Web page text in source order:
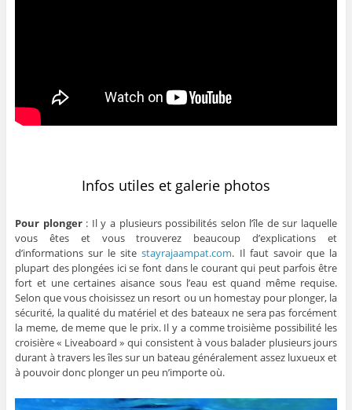
Infos utiles et galerie photos
Pour plonger : Il y a plusieurs possibilités selon l’île de sur laquelle
vous êtes et vous trouverez beaucoup d’explications et
d’informations sur le sitestayrajaampat.com. Il faut savoir que la
plupart des plongées ici se font dans le courant qui peut parfois être
fort et une certaines aisance sous l’eau est quand même requise.
Selon que vous choisissez un resort ou un homestay pour plonger, la
sécurité, la qualité du matériel et des bateaux ne sera pas forcément
la meme, de meme que le prix. Il y a comme troisième possibilité les
croisière « Liveaboard » qui consistent à vous balader plusieurs jours
durant à travers les îles sur un bateau généralement assez luxueux et
à pouvoir donc plonger un peu n’importe où.